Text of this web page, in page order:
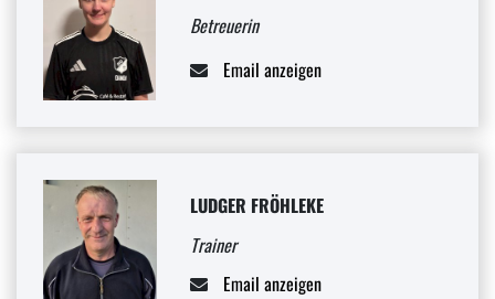
Betreuerin
Email anzeigen
LUDGER FRÖHLEKE
Trainer
Email anzeigen